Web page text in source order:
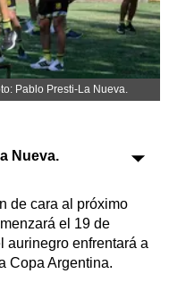
Pablo Presti-La Nueva.
Nueva.
de cara al próximo
el 19 de
aurinegro enfrentará a
Copa Argentina.